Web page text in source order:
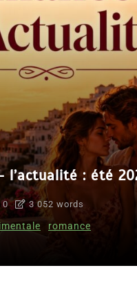
l’actualité : été
0 3 052 words
romance